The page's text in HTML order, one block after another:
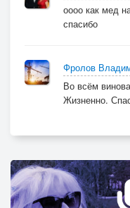
Ты жила в
И мечтах о
оооо как мед
спасибо
Фролов
Во всём
Жизненно.